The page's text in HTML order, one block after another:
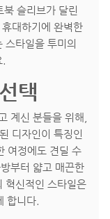
슬리브가 달린
대하기에 완벽한
스타일을 투미의
택
계신 분들을 위해,
디자인이 특징인
여정에도 견딜 수
부터 얇고 매끈한
혁신적인 스타일은
합니다.